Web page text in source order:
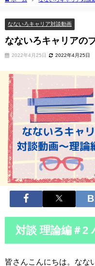
なないろキャリア対談動画
なないろキャリアの
2022年4月25日 2022年4月25日
対談 理論編＃2
皆さんこんにちは。なな